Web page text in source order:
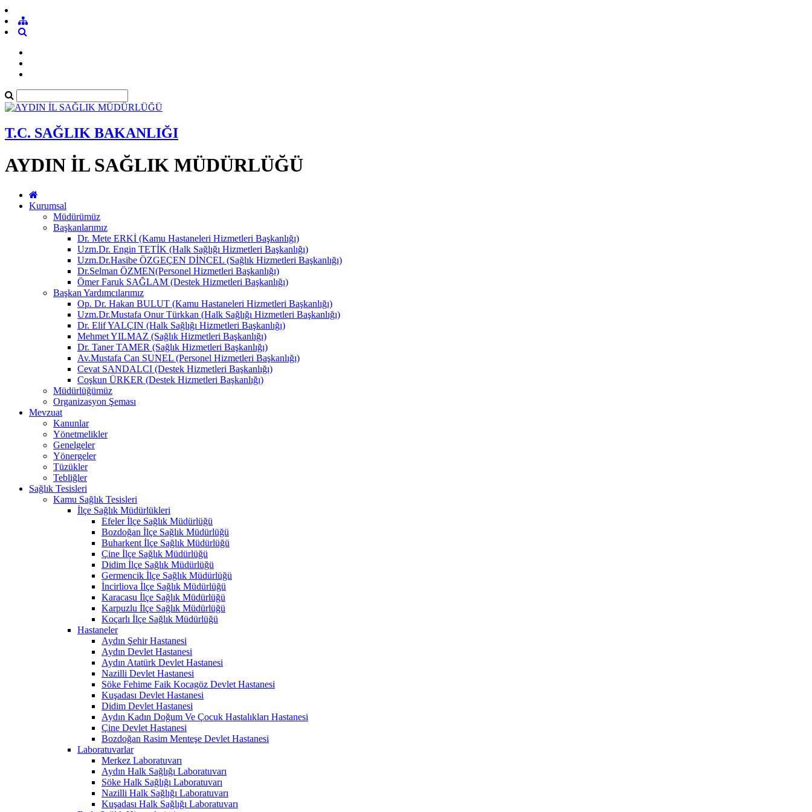
T.C. SAĞLIK BAKANLIĞI
AYDIN İL SAĞLIK MÜDÜRLÜĞÜ
Kurumsal
Müdürümüz
Başkanlarımız
Dr. Mete ERKİ (Kamu Hastaneleri Hizmetleri Başkanlığı)
Uzm.Dr. Engin TETİK (Halk Sağlığı Hizmetleri Başkanlığı)
Uzm.Dr.Hasibe ÖZGEÇEN DİNCEL (Sağlık Hizmetleri Başkanlığı)
Dr.Selman ÖZMEN(Personel Hizmetleri Başkanlığı)
Ömer Faruk SAĞLAM (Destek Hizmetleri Başkanlığı)
Başkan Yardımcılarımız
Op. Dr. Hakan BULUT (Kamu Hastaneleri Hizmetleri Başkanlığı)
Uzm.Dr.Mustafa Onur Türkkan (Halk Sağlığı Hizmetleri Başkanlığı)
Dr. Elif YALÇIN (Halk Sağlığı Hizmetleri Başkanlığı)
Mehmet YILMAZ (Sağlık Hizmetleri Başkanlığı)
Dr. Taner TAMER (Sağlık Hizmetleri Başkanlığı)
Av.Mustafa Can SUNEL (Personel Hizmetleri Başkanlığı)
Cevat SANDALCI (Destek Hizmetleri Başkanlığı)
Coşkun ÜRKER (Destek Hizmetleri Başkanlığı)
Müdürlüğümüz
Organizasyon Şeması
Mevzuat
Kanunlar
Yönetmelikler
Genelgeler
Yönergeler
Tüzükler
Tebliğler
Sağlık Tesisleri
Kamu Sağlık Tesisleri
İlçe Sağlık Müdürlükleri
Efeler İlçe Sağlık Müdürlüğü
Bozdoğan İlçe Sağlık Müdürlüğü
Buharkent İlçe Sağlık Müdürlüğü
Çine İlçe Sağlık Müdürlüğü
Didim İlçe Sağlık Müdürlüğü
Germencik İlçe Sağlık Müdürlüğü
İncirliova İlçe Sağlık Müdürlüğü
Karacasu İlçe Sağlık Müdürlüğü
Karpuzlu İlçe Sağlık Müdürlüğü
Koçarlı İlçe Sağlık Müdürlüğü
Hastaneler
Aydın Şehir Hastanesi
Aydın Devlet Hastanesi
Aydın Atatürk Devlet Hastanesi
Nazilli Devlet Hastanesi
Söke Fehime Faik Kocagöz Devlet Hastanesi
Kuşadası Devlet Hastanesi
Didim Devlet Hastanesi
Aydın Kadın Doğum Ve Çocuk Hastalıkları Hastanesi
Çine Devlet Hastanesi
Bozdoğan Rasim Menteşe Devlet Hastanesi
Laboratuvarlar
Merkez Laboratuvarı
Aydın Halk Sağlığı Laboratuvarı
Söke Halk Sağlığı Laboratuvarı
Nazilli Halk Sağlığı Laboratuvarı
Kuşadası Halk Sağlığı Laboratuvarı